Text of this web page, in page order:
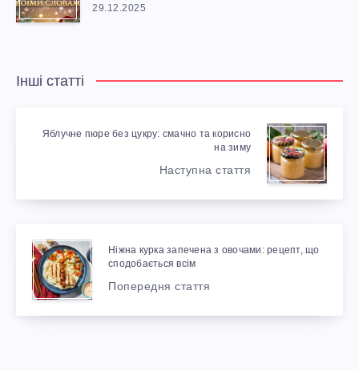
29.12.2025
Інші статті
Яблучне пюре без цукру: смачно та корисно
на зиму
Наступна стаття
Ніжна курка запечена з овочами: рецепт, що
сподобається всім
Попередня стаття